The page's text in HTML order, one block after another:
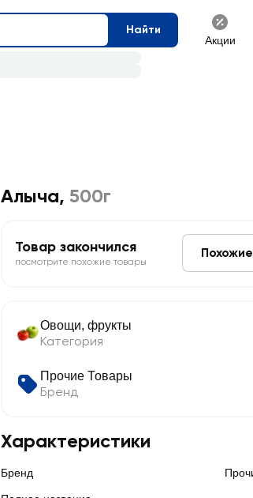
Найти
Акции
Алыча, 500г
Товар закончился
посмотрите похожие товары
Овощи, фрукты
Категория
Прочие Товары
Бренд
Характеристики
Бренд